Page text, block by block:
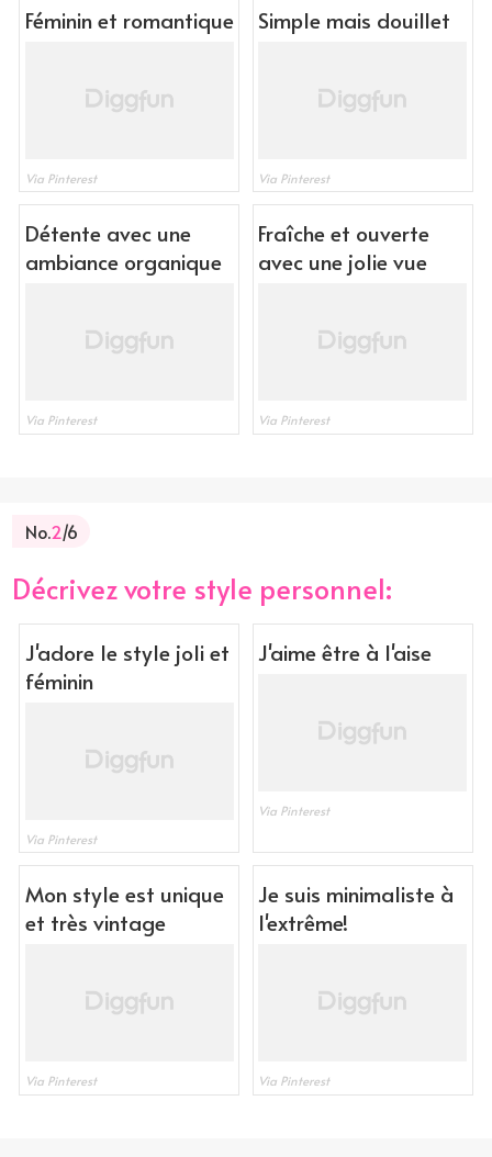
Féminin et romantique
Via Pinterest
Simple mais douillet
Via Pinterest
Détente avec une
ambiance organique
Via Pinterest
Fraîche et ouverte
avec une jolie vue
Via Pinterest
No.2/6
Décrivez votre style personnel:
J'adore le style joli et
féminin
Via Pinterest
J'aime être à l'aise
Via Pinterest
Mon style est unique
et très vintage
Via Pinterest
Je suis minimaliste à
l'extrême!
Via Pinterest